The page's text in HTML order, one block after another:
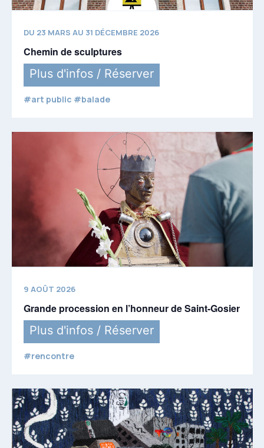
DU 23 MARS AU 31 DÉCEMBRE 2026
Chemin de sculptures
Plus d'infos / Réserver
#art public #balade
9 AOÛT 2026
Grande procession en l’honneur de Saint-Gosier
Plus d'infos / Réserver
#rencontre